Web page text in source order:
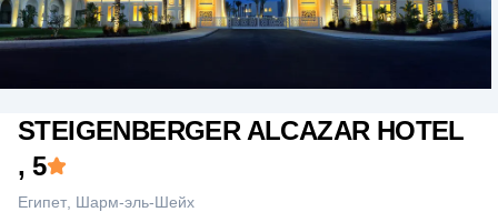
STEIGENBERGER ALCAZAR HOTEL
, 5
Египет Шарм-эль-Шейх